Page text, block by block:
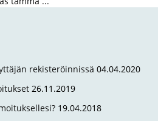
rekisteröinnissä 04.04.2020
26.11.2019
19.04.2018